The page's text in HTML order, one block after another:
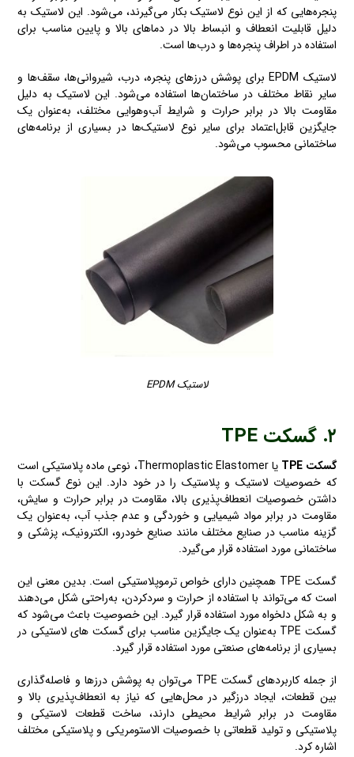
پنجره‌هایی که از این نوع لاستیک بکار می‌گیرند، می‌شود. این لاستیک به
دلیل قابلیت انعطاف و انبساط بالا در دماهای بالا و پایین مناسب برای
استفاده در اطراف پنجره‌ها و درب‌ها است.
لاستیک EPDM برای پوشش درزهای پنجره، درب، شیروانی‌ها، سقف‌ها و
سایر نقاط مختلف در ساختمان‌ها استفاده می‌شود. این لاستیک به دلیل
مقاومت بالا در برابر حرارت و شرایط آب‌وهوایی مختلف، به‌عنوان یک
جایگزین قابل‌اعتماد برای سایر نوع لاستیک‌ها در بسیاری از برنامه‌های
ساختمانی محسوب می‌شود.
لاستیک EPDM
۲. گسکت TPE
گسکت TPE
یا Thermoplastic Elastomer، نوعی ماده پلاستیکی است
که خصوصیات لاستیک و پلاستیک را در خود دارد. این نوع گسکت با
داشتن خصوصیات انعطاف‌پذیری بالا، مقاومت در برابر حرارت و سایش،
مقاومت در برابر مواد شیمیایی و خوردگی و عدم جذب آب، به‌عنوان یک
گزینه مناسب در صنایع مختلف مانند صنایع خودرو، الکترونیک، پزشکی و
ساختمانی مورد استفاده قرار می‌گیرد.
گسکت TPE همچنین دارای خواص ترموپلاستیکی است. بدین معنی این
است که می‌تواند با استفاده از حرارت و سردکردن، به‌راحتی شکل می‌دهند
و به شکل دلخواه مورد استفاده قرار گیرد. این خصوصیت باعث می‌شود که
گسکت TPE به‌عنوان یک جایگزین مناسب برای گسکت های لاستیکی در
بسیاری از برنامه‌های صنعتی مورد استفاده قرار گیرد.
از جمله کاربردهای گسکت TPE می‌توان به پوشش درزها و فاصله‌گذاری
بین قطعات، ایجاد درزگیر در محل‌هایی که نیاز به انعطاف‌پذیری بالا و
مقاومت در برابر شرایط محیطی دارند، ساخت قطعات لاستیکی و
پلاستیکی و تولید قطعاتی با خصوصیات الاستومریکی و پلاستیکی مختلف
اشاره کرد.